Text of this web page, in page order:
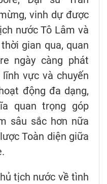
vinh dự được
nước Tô Lâm và
gian qua, quan
ngày càng phát
vực và chuyến
động đa dạng,
quan trọng góp
sâu sắc hơn nữa
Toàn diện giữa
tịch nước về tình